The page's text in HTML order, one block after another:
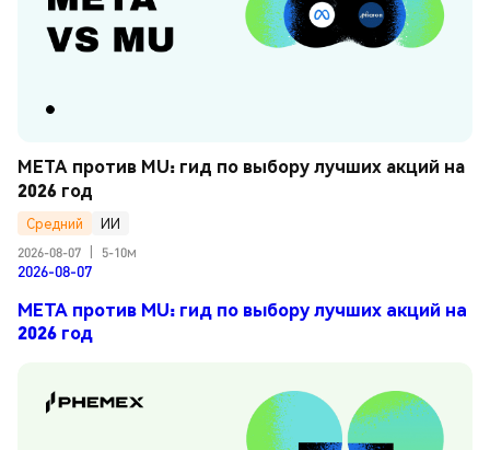
META против MU: гид по выбору лучших акций на
2026 год
Средний
ИИ
2026-08-07
5-10м
2026-08-07
META против MU: гид по выбору лучших акций на
2026 год